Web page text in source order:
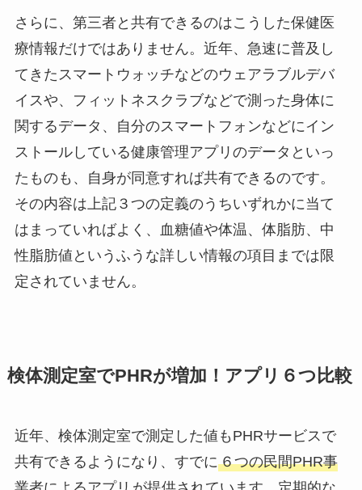
さらに、第三者と共有できるのはこうした保健医
療情報だけではありません。近年、急速に普及し
てきたスマートウォッチなどのウェアラブルデバ
イスや、フィットネスクラブなどで測った身体に
関するデータ、自分のスマートフォンなどにイン
ストールしている健康管理アプリのデータといっ
たものも、自身が同意すれば共有できるのです。
その内容は上記３つの定義のうちいずれかに当て
はまっていればよく、血糖値や体温、体脂肪、中
性脂肪値というふうな詳しい情報の項目までは限
定されていません。
検体測定室でPHRが増加！アプリ６つ比較
近年、検体測定室で測定した値もPHRサービスで
共有できるようになり、すでに６つの民間PHR事